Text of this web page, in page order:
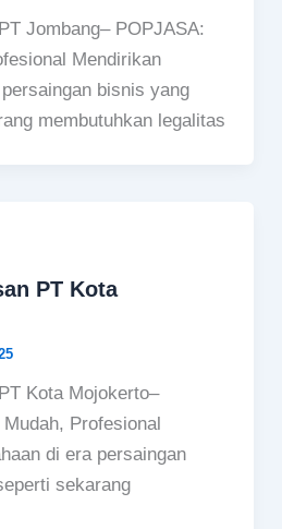
Jombang– POPJASA:
Mendirikan
bisnis yang
membutuhkan legalitas
PT Kota
Kota Mojokerto–
Profesional
di era persaingan
sekarang